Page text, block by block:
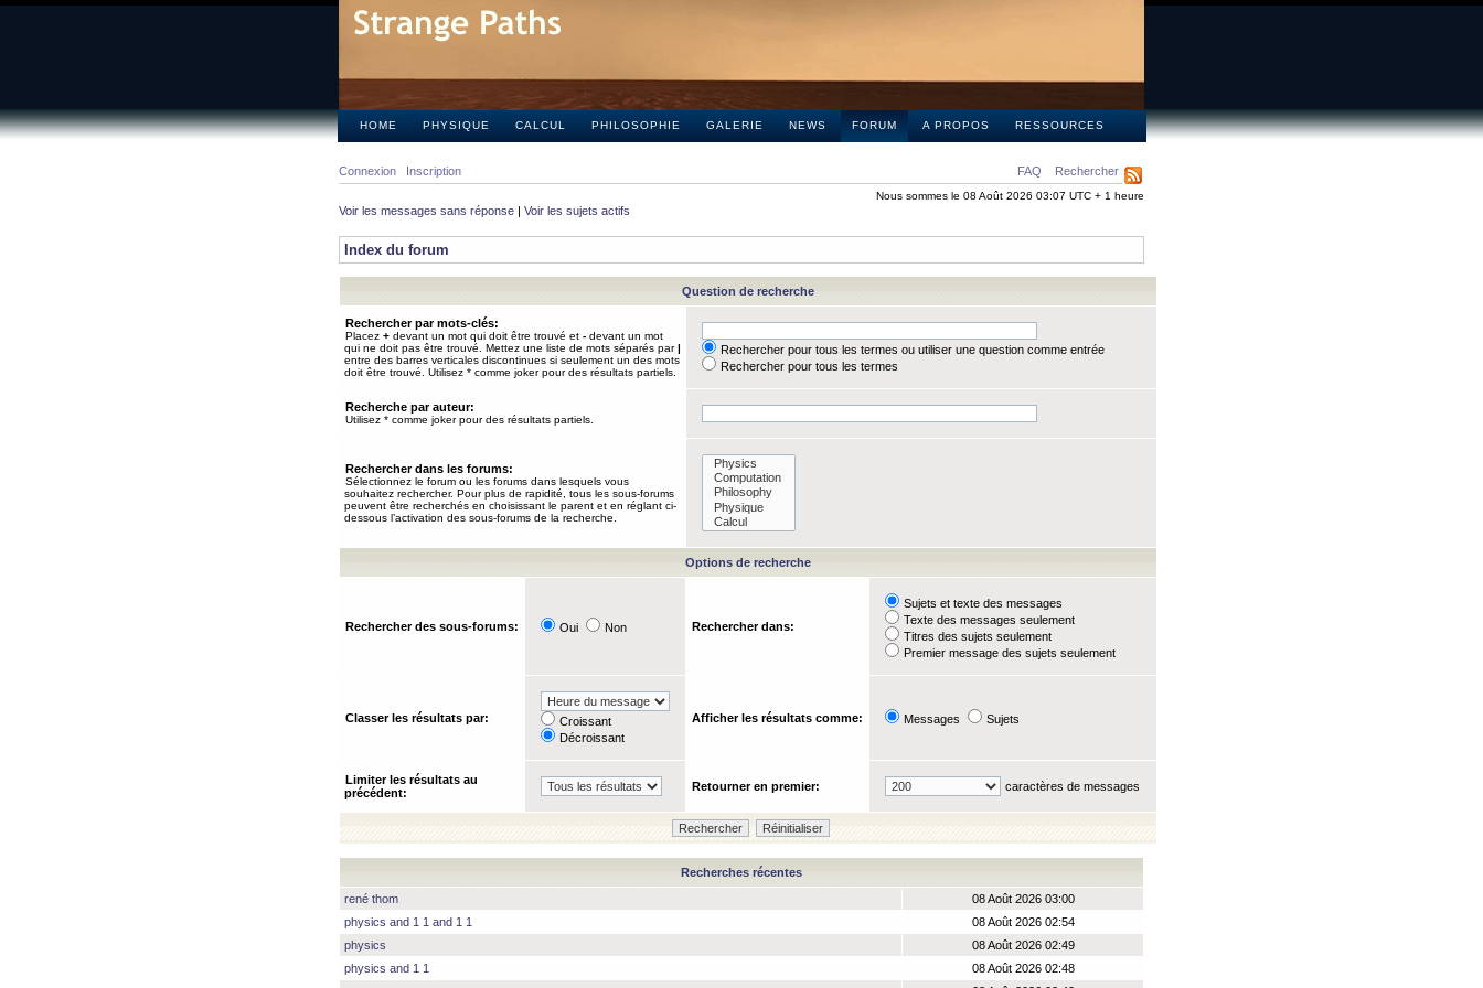
HOME PHYSIQUE CALCUL PHILOSOPHIE GALERIE NEWS FORUM A PROPOS RESSOURCES
FAQ Rechercher
Connexion Inscription
Nous sommes le 08 Août 2026 03:07 UTC + 1 heure
Voir les messages sans réponse | Voir les sujets actifs
Index du forum
Question de recherche
Rechercher par mots-clés:
Placez + devant un mot qui doit être trouvé et - devant un mot
qui ne doit pas être trouvé. Mettez une liste de mots séparés par|
entre des barres verticales discontinues si seulement un des mots
doit être trouvé. Utilisez * comme joker pour des résultats partiels.
Rechercher pour tous les termes ou utiliser une question comme entrée
Rechercher pour tous les termes
Recherche par auteur:
Utilisez * comme joker pour des résultats partiels.
Rechercher dans les forums:
Sélectionnez le forum ou les forums dans lesquels vous
souhaitez rechercher. Pour plus de rapidité, tous les sous-forums
peuvent être recherchés en choisissant le parent et en réglant ci-
dessous l’activation des sous-forums de la recherche.
Options de recherche
Rechercher des sous-forums: Oui Non Rechercher dans:
Sujets et texte des messages
Texte des messages seulement
Titres des sujets seulement
Premier message des sujets seulement
Classer les résultats par:
Croissant
Décroissant
Afficher les résultats comme: Messages Sujets
Limiter les résultats au
précédent:
Retourner en premier: caractères de messages
Recherches récentes
rené thom
08 Août 2026 03:00
physics and 1 1 and 1 1
08 Août 2026 02:54
physics
08 Août 2026 02:49
physics and 1 1
08 Août 2026 02:48